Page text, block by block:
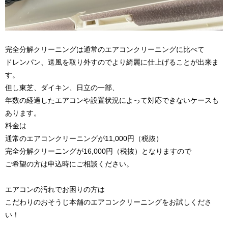
完全分解クリーニングは通常のエアコンクリーニングに比べて
ドレンパン、送風を取り外すのでより綺麗に仕上げることが出来ま
す。
但し東芝、ダイキン、日立の一部、
年数の経過したエアコンや設置状況によって対応できないケースも
あります。
料金は
通常のエアコンクリーニングが11,000円（税抜）
完全分解クリーニングが16,000円（税抜）となりますので
ご希望の方は申込時にご相談ください。
エアコンの汚れでお困りの方は
こだわりのおそうじ本舗のエアコンクリーニングをお試しくださ
い！